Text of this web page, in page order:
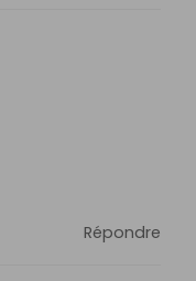
Répondre